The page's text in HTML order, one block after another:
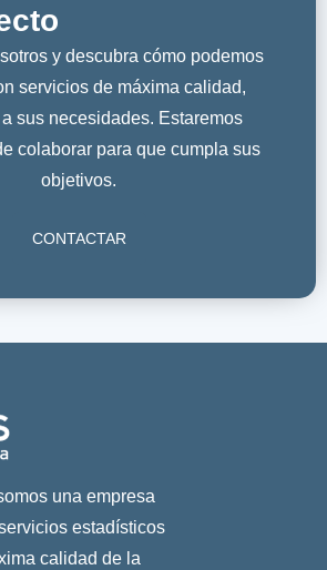
y descubra cómo podemos
servicios de máxima calidad,
sus necesidades. Estaremos
colaborar para que cumpla sus
objetivos.
CONTACTAR
una empresa
estadísticos
calidad de la